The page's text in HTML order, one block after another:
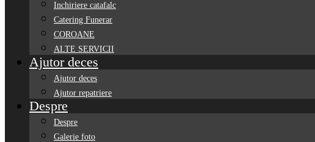
Inchiriere catafalc
Catering Funerar
COROANE
ALTE SERVICII
Ajutor deces
Ajutor deces
Ajutor repatriere
Despre
Despre
Galerie foto